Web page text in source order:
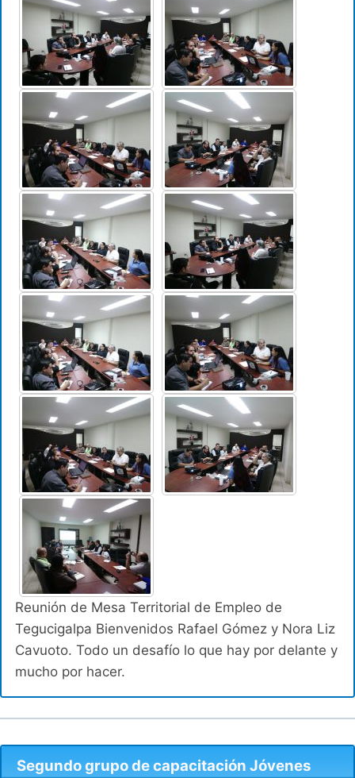
Reunión de Mesa Territorial de Empleo de
Tegucigalpa Bienvenidos Rafael Gómez y Nora Liz
Cavuoto. Todo un desafío lo que hay por delante y
mucho por hacer.
Segundo grupo de capacitación Jóvenes